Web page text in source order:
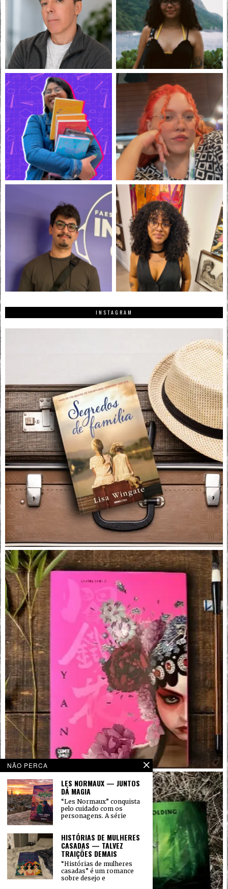
INSTAGRAM
NÃO PERCA
LES NORMAUX — JUNTOS
DÁ MAGIA
“Les Normaux” conquista
pelo cuidado com os
personagens. A série
HISTÓRIAS DE MULHERES
CASADAS — TALVEZ
TRAIÇÕES DEMAIS
“Histórias de mulheres
casadas” é um romance
sobre desejo e